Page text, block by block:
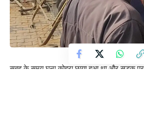
सुबह के समय घना कोहरा छाया हुआ था और सड़क